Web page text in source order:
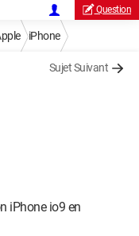
Question
iPhone
Sujet Suivant
iPhone io9 en